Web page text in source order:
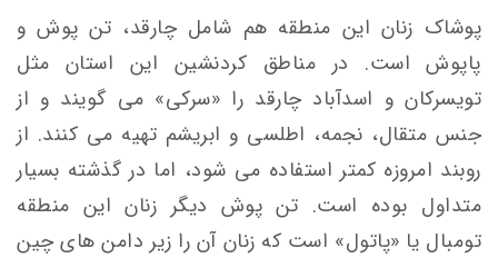
پوشاک زنان این منطقه هم شامل چارقد، تن پوش و
پاپوش است. در مناطق کردنشین این استان مثل
تویسرکان و اسدآباد چارقد را «سرکی» می گویند و از
جنس متقال، نجمه، اطلسی و ابریشم تهیه می کنند. از
روبند امروزه کمتر استفاده می شود، اما در گذشته بسیار
متداول بوده است. تن پوش دیگر زنان این منطقه
تومبال یا «پاتول» است که زنان آن را زیر دامن های چین